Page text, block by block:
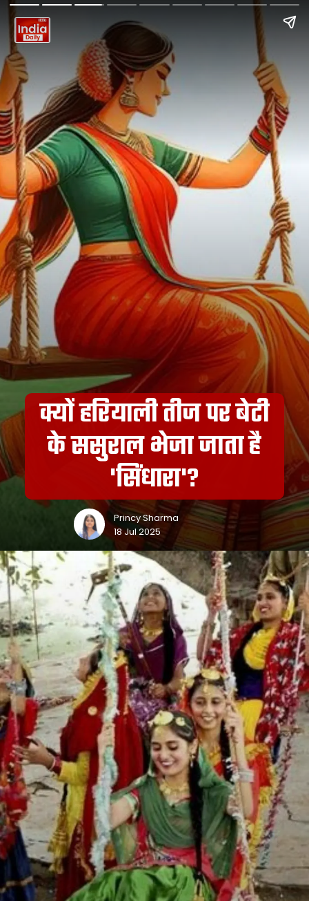
क्यों हरियाली तीज पर बेटी
के ससुराल भेजा जाता है
'सिंधारा'?
Princy Sharma
18 Jul 2025